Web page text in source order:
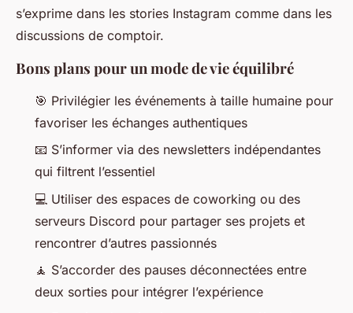
s’exprime dans les stories Instagram comme dans les
discussions de comptoir.
Bons plans pour un mode de vie équilibré
🎯 Privilégier les événements à taille humaine pour
favoriser les échanges authentiques
📧 S’informer via des newsletters indépendantes
qui filtrent l’essentiel
💻 Utiliser des espaces de coworking ou des
serveurs Discord pour partager ses projets et
rencontrer d’autres passionnés
🧘 S’accorder des pauses déconnectées entre
deux sorties pour intégrer l’expérience